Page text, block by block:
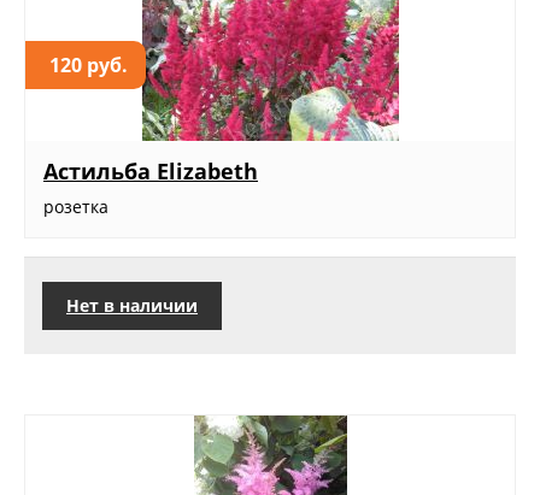
120 руб.
Астильба Elizabeth
розетка
Нет в наличии